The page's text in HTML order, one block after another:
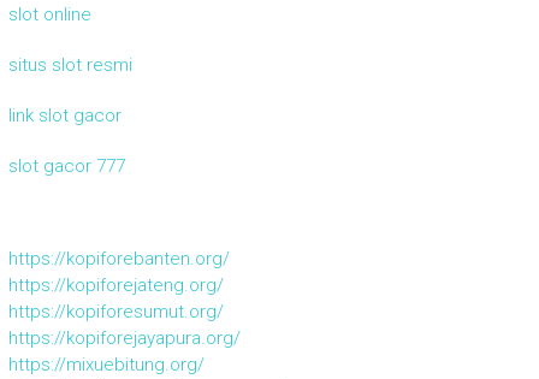
slot online
situs slot resmi
link slot gacor
slot gacor 777
https://kopiforebanten.org/
https://kopiforejateng.org/
https://kopiforesumut.org/
https://kopiforejayapura.org/
https://mixuebitung.org/